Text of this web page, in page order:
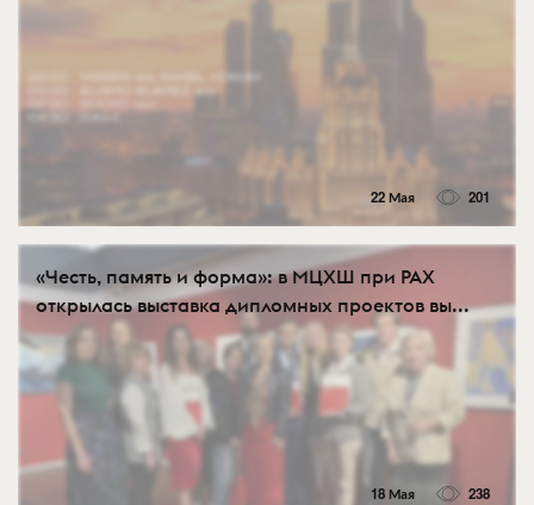
22 Мая 201
«Честь, память и форма»: в МЦХШ при РАХ
открылась выставка дипломных проектов вы...
18 Мая 238